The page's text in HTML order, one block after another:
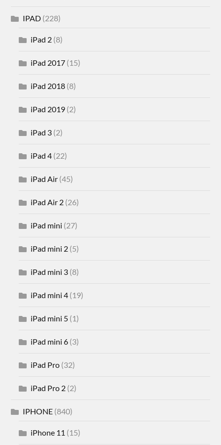
IPAD (228)
iPad 2 (8)
iPad 2017 (15)
iPad 2018 (8)
iPad 2019 (2)
iPad 3 (2)
iPad 4 (22)
iPad Air (45)
iPad Air 2 (26)
iPad mini (27)
iPad mini 2 (5)
iPad mini 3 (8)
iPad mini 4 (19)
iPad mini 5 (1)
iPad mini 6 (3)
iPad Pro (32)
iPad Pro 2 (2)
IPHONE (840)
iPhone 11 (15)